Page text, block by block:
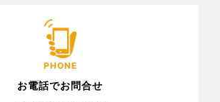
PHONE
お電話でお問合せ